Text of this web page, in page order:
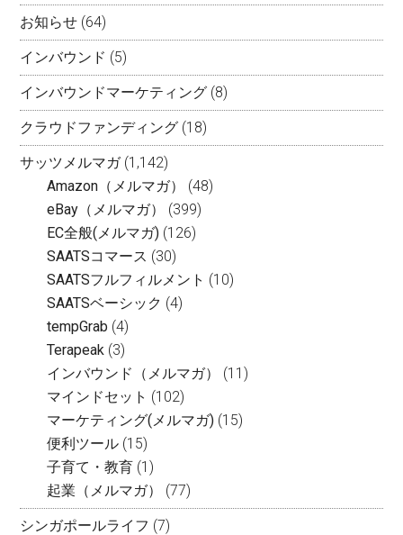
お知らせ (64)
インバウンド (5)
インバウンドマーケティング (8)
クラウドファンディング (18)
サッツメルマガ(1,142)
Amazon（メルマガ）
(48)
eBay（メルマガ）
(399)
EC全般(メルマガ) (126)
SAATSコマース (30)
SAATSフルフィルメント (10)
SAATSベーシック (4)
tempGrab (4)
Terapeak (3)
インバウンド（メルマガ）
(11)
マインドセット (102)
マーケティング(メルマガ) (15)
便利ツール (15)
子育て・教育 (1)
起業（メルマガ）
(77)
シンガポールライフ (7)